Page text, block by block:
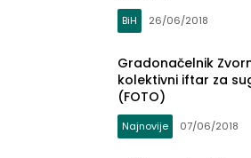
BiH 26/06/2018
Gradonačelnik
kolektivni iftar za
(FOTO)
Najnovije 07/06/2018